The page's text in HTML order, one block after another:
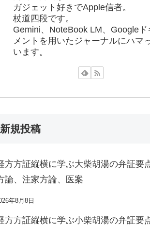
ガジェット好きでApple信者。
杖道四段です。
Gemini、NoteBook LM、Googleド
メントを用いたジャーナルにハマ
います。
新規投稿
方方証縦横に学ぶ大柴胡湯の弁証要
論、注家方論、医案
年8月8日
方方証縦横に学ぶ小柴胡湯の弁証要